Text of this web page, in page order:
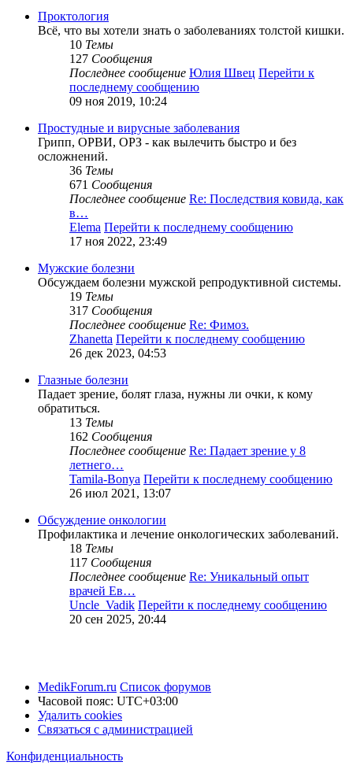
Проктология
Всё, что вы хотели знать о заболеваниях толстой кишки.
10 Темы
127 Сообщения
Последнее сообщение Юлия Швец Перейти к
последнему сообщению
09 ноя 2019, 10:24
Простудные и вирусные заболевания
Грипп, ОРВИ, ОРЗ - как вылечить быстро и без
осложнений.
36 Темы
671 Сообщения
Последнее сообщение Re: Последствия ковида, как
в…
Elema Перейти к последнему сообщению
17 ноя 2022, 23:49
Мужские болезни
Обсуждаем болезни мужской репродуктивной системы.
19 Темы
317 Сообщения
Последнее сообщение Re: Фимоз.
Zhanetta Перейти к последнему сообщению
26 дек 2023, 04:53
Глазные болезни
Падает зрение, болят глаза, нужны ли очки, к кому
обратиться.
13 Темы
162 Сообщения
Последнее сообщение Re: Падает зрение у 8
летнего…
Tamila-Bonya Перейти к последнему сообщению
26 июл 2021, 13:07
Обсуждение онкологии
Профилактика и лечение онкологических заболеваний.
18 Темы
117 Сообщения
Последнее сообщение Re: Уникальный опыт
врачей Ев…
Uncle_Vadik Перейти к последнему сообщению
20 сен 2025, 20:44
MedikForum.ru Список форумов
Часовой пояс: UTC+03:00
Удалить cookies
Связаться с администрацией
Конфиденциальность